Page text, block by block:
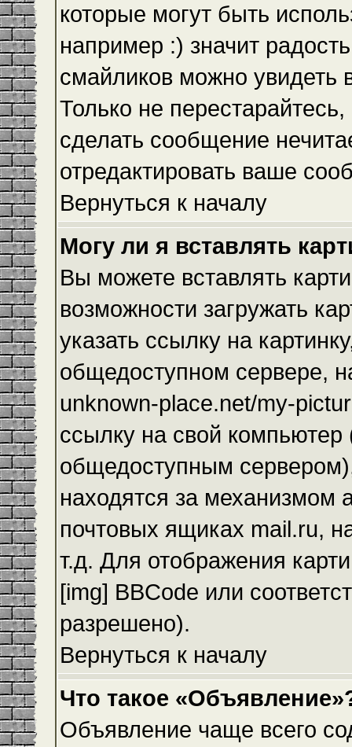
которые могут быть
например :) значит
смайликов можно
Только не
сделать сообщение
отредактировать ваше
Вернуться к началу
Могу ли я вставлять
Вы можете вставлять
возможности загружать
указать ссылку на
общедоступном сервере,
unknown-place.net/my-
ссылку на свой компьютер
общедоступным
находятся за механизмом
почтовых ящиках mail.ru,
т.д. Для отображения
[img] BBCode или
разрешено).
Вернуться к началу
Что такое
Объявление чаще всего